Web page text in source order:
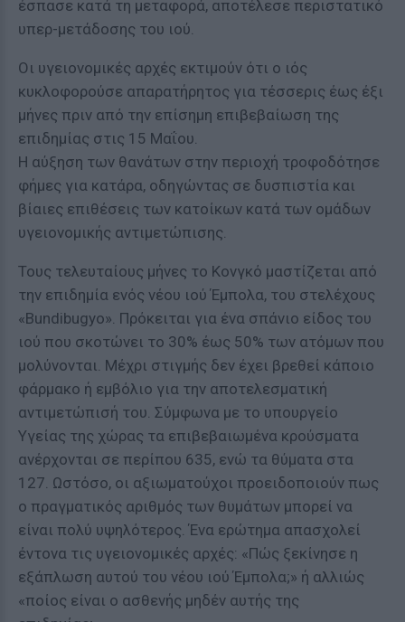
έσπασε κατά τη μεταφορά, αποτέλεσε περιστατικό
υπερ-μετάδοσης του ιού.
Οι υγειονομικές αρχές εκτιμούν ότι ο ιός
κυκλοφορούσε απαρατήρητος για τέσσερις έως έξι
μήνες πριν από την επίσημη επιβεβαίωση της
επιδημίας στις 15 Μαΐου.
Η αύξηση των θανάτων στην περιοχή τροφοδότησε
φήμες για κατάρα, οδηγώντας σε δυσπιστία και
βίαιες επιθέσεις των κατοίκων κατά των ομάδων
υγειονομικής αντιμετώπισης.
Τους τελευταίους μήνες το Κονγκό μαστίζεται από
την επιδημία ενός νέου ιού Έμπολα, του στελέχους
«Bundibugyo». Πρόκειται για ένα σπάνιο είδος του
ιού που σκοτώνει το 30% έως 50% των ατόμων που
μολύνονται. Μέχρι στιγμής δεν έχει βρεθεί κάποιο
φάρμακο ή εμβόλιο για την αποτελεσματική
αντιμετώπισή του. Σύμφωνα με το υπουργείο
Υγείας της χώρας τα επιβεβαιωμένα κρούσματα
ανέρχονται σε περίπου 635, ενώ τα θύματα στα
127. Ωστόσο, οι αξιωματούχοι προειδοποιούν πως
ο πραγματικός αριθμός των θυμάτων μπορεί να
είναι πολύ υψηλότερος. Ένα ερώτημα απασχολεί
έντονα τις υγειονομικές αρχές: «Πώς ξεκίνησε η
εξάπλωση αυτού του νέου ιού Έμπολα;» ή αλλιώς
«ποίος είναι ο ασθενής μηδέν αυτής της